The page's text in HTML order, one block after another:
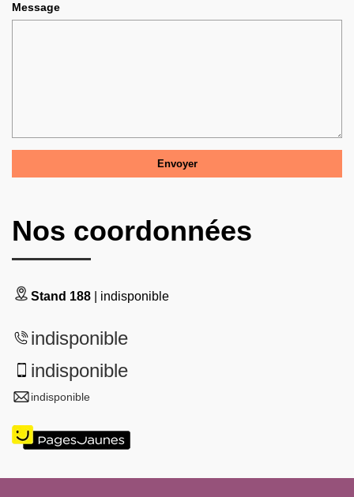
Message
Nos coordonnées
Stand 188 | indisponible
indisponible
indisponible
indisponible